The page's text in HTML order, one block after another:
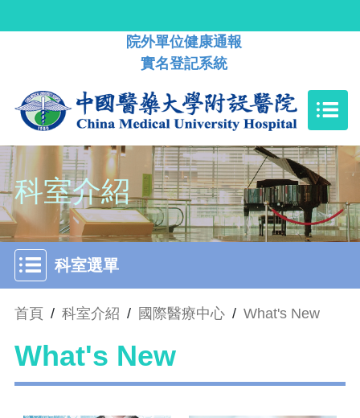
院外單位健康通報
實名登記系統
科室介紹
科室選單
首頁 / 科室介紹 / 國際醫療中心 / What's New
What's New